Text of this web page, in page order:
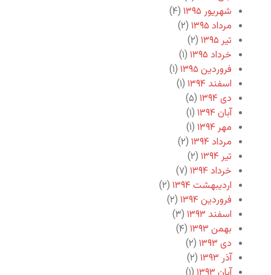
شهریور ۱۳۹۵
(۴)
مرداد ۱۳۹۵
(۲)
تیر ۱۳۹۵
(۲)
خرداد ۱۳۹۵
(۱)
فروردین ۱۳۹۵
(۱)
اسفند ۱۳۹۴
(۱)
دی ۱۳۹۴
(۵)
آبان ۱۳۹۴
(۱)
مهر ۱۳۹۴
(۱)
مرداد ۱۳۹۴
(۲)
تیر ۱۳۹۴
(۲)
خرداد ۱۳۹۴
(۷)
اردیبهشت ۱۳۹۴
(۲)
فروردین ۱۳۹۴
(۲)
اسفند ۱۳۹۳
(۳)
بهمن ۱۳۹۳
(۴)
دی ۱۳۹۳
(۲)
آذر ۱۳۹۳
(۲)